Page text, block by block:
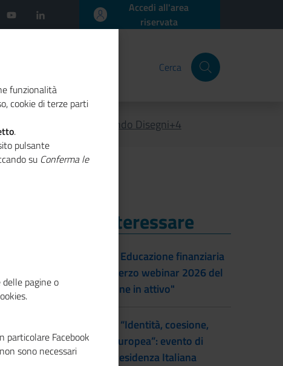
Accedi all'area
riservata
Cerca
apertura termini del Bando Disegni+4
Ti Potrebbe Interessare
22/09/2026 - Educazione finanziaria
al femminile: terzo webinar 2026 del
progetto "Donne in attivo"
28/07/2026 - “Identità, coesione,
integrazione europea”: evento di
lancio della Presidenza Italiana
funzionalità
cookie di terze parti
.
pulsante
su Conferma le
pagine o
particolare Facebook
sono necessari